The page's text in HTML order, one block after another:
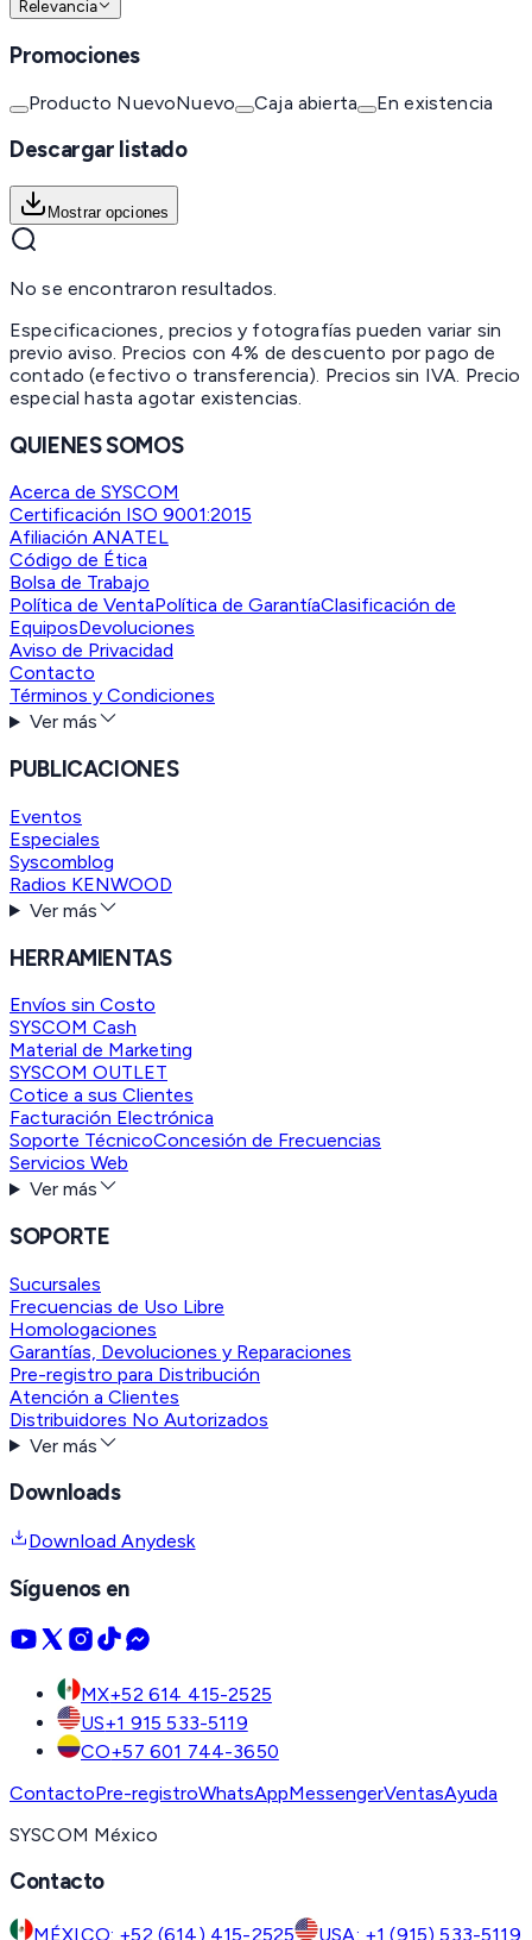
Relevancia
Promociones
Producto NuevoNuevo Caja abierta En existencia
Descargar listado
Mostrar opciones
No se encontraron resultados.
Especificaciones, precios y fotografías pueden variar sin
previo aviso. Precios con 4% de descuento por pago de
contado (efectivo o transferencia). Precios sin IVA. Precio
especial hasta agotar existencias.
QUIENES SOMOS
Acerca de SYSCOM
Certificación ISO 9001:2015
Afiliación ANATEL
Código de Ética
Bolsa de Trabajo
Política de VentaPolítica de GarantíaClasificación de
EquiposDevoluciones
Aviso de Privacidad
Contacto
Términos y Condiciones
Ver más
PUBLICACIONES
Eventos
Especiales
Syscomblog
Radios KENWOOD
Ver más
HERRAMIENTAS
Envíos sin Costo
SYSCOM Cash
Material de Marketing
SYSCOM OUTLET
Cotice a sus Clientes
Facturación Electrónica
Soporte TécnicoConcesión de Frecuencias
Servicios Web
Ver más
SOPORTE
Sucursales
Frecuencias de Uso Libre
Homologaciones
Garantías, Devoluciones y Reparaciones
Pre-registro para Distribución
Atención a Clientes
Distribuidores No Autorizados
Ver más
Downloads
Download Anydesk
Síguenos en
MX+52 614 415-2525
US+1 915 533-5119
CO+57 601 744-3650
ContactoPre-registroWhatsAppMessengerVentasAyuda
SYSCOM México
Contacto
MÉXICO: +52 (614) 415-2525 USA: +1 (915) 533-5119